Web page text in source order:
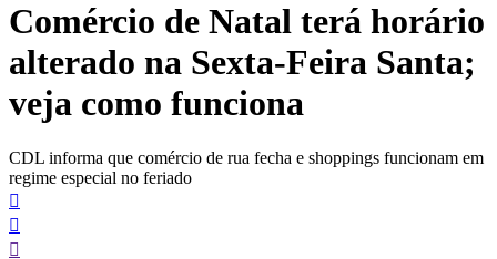
conteúdo
Comércio de Natal terá horário
alterado na Sexta-Feira Santa;
veja como funciona
CDL informa que comércio de rua fecha e shoppings funcionam em
regime especial no feriado